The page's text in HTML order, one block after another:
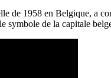
de 1958 en Belgique, a
symbole de la capitale